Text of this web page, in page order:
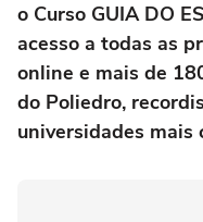
o Curso GUIA DO
acesso a todas as
online e mais de
do Poliedro,
universidades mais